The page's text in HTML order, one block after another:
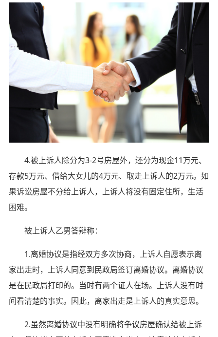
4.被上诉人除分为3-2号房屋外，还分为现金11万元、
存款5万元、借给大女儿的4万元、取走上诉人的2万元。如
果诉讼房屋不分给上诉人，上诉人将没有固定住所，生活
困难。
被上诉人乙男答辩称：
1.离婚协议是指经双方多次协商，上诉人自愿表示离
家出走时，上诉人同意到民政局签订离婚协议。离婚协议
是在民政局打印的。当时有两个证人在场。上诉人没有时
间看清楚的事实。因此，离家出走是上诉人的真实意思。
2.虽然离婚协议中没有明确将争议房屋确认给被上诉